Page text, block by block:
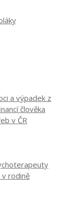
a výpadek z
člověka
v ČR
v rodině